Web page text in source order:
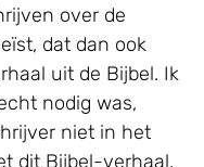
over de
dat dan ook
uit de Bijbel. Ik
nodig was,
niet in het
dit Bijbel-verhaal.